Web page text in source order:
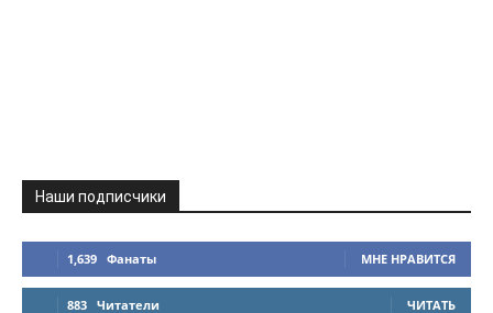
Наши подписчики
1,639 Фанаты МНЕ НРАВИТСЯ
883 Читатели ЧИТАТЬ